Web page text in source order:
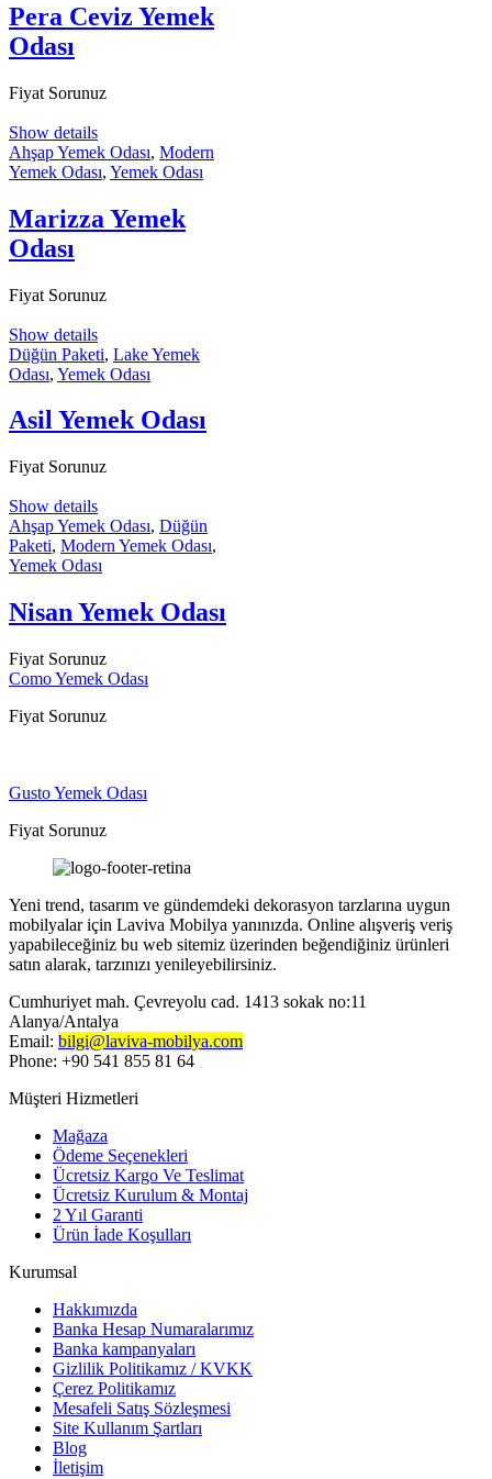
Pera Ceviz Yemek
Odası
Fiyat Sorunuz
Show details
Ahşap Yemek Odası, Modern
Yemek Odası, Yemek Odası
Marizza Yemek
Odası
Fiyat Sorunuz
Show details
Düğün Paketi, Lake Yemek
Odası, Yemek Odası
Asil Yemek Odası
Fiyat Sorunuz
Show details
Ahşap Yemek Odası, Düğün
Paketi, Modern Yemek Odası,
Yemek Odası
Nisan Yemek Odası
Fiyat Sorunuz
Como Yemek Odası
Fiyat Sorunuz
Gusto Yemek Odası
Fiyat Sorunuz
Yeni trend, tasarım ve gündemdeki dekorasyon tarzlarına uygun
mobilyalar için Laviva Mobilya yanınızda. Online alışveriş veriş
yapabileceğiniz bu web sitemiz üzerinden beğendiğiniz ürünleri
satın alarak, tarzınızı yenileyebilirsiniz.
Cumhuriyet mah. Çevreyolu cad. 1413 sokak no:11
Alanya/Antalya
Email: bilgi@laviva-mobilya.com
Phone: +90 541 855 81 64
Müşteri Hizmetleri
Mağaza
Ödeme Seçenekleri
Ücretsiz Kargo Ve Teslimat
Ücretsiz Kurulum & Montaj
2 Yıl Garanti
Ürün İade Koşulları
Kurumsal
Hakkımızda
Banka Hesap Numaralarımız
Banka kampanyaları
Gizlilik Politikamız / KVKK
Çerez Politikamız
Mesafeli Satış Sözleşmesi
Site Kullanım Şartları
Blog
İletişim